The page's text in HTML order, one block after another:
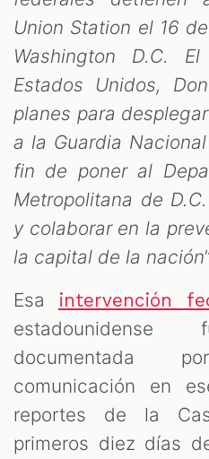
Union Station el 16
Washington D.C.
Estados Unidos,
planes para
a la Guardia
fin de poner al
Metropolitana de
y colaborar en la
la capital de la nación
Esa
intervención
estadounidense
documentada
comunicación en
reportes de la
primeros diez días